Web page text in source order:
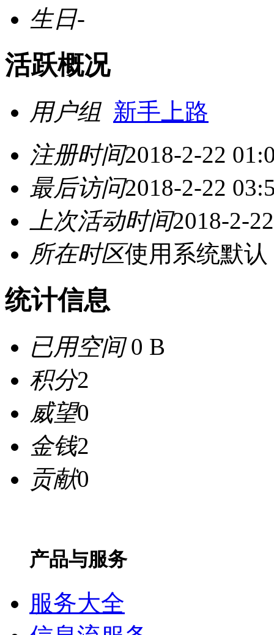
生日-
活跃概况
用户组 新手上路
注册时间2018-2-22
最后访问2018-2-22
上次活动时间2018-2-
所在时区使用系统默认
统计信息
已用空间0 B
积分2
威望0
金钱2
贡献0
产品与服务
服务大全